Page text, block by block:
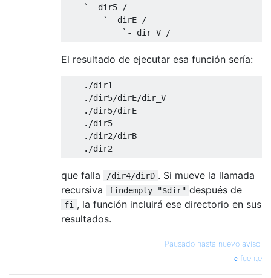
    `- dir5 /
        `- dirE /
El resultado de ejecutar esa función sería:
    ./dir1
    ./dir5/dirE/dir_V
    ./dir5/dirE
    ./dir5
    ./dir2/dirB
que falla /dir4/dirD . Si mueve la llamada
recursiva
findempty "$dir" después de
fi , la función incluirá ese directorio en sus
resultados.
— Pausado hasta nuevo aviso.
fuente